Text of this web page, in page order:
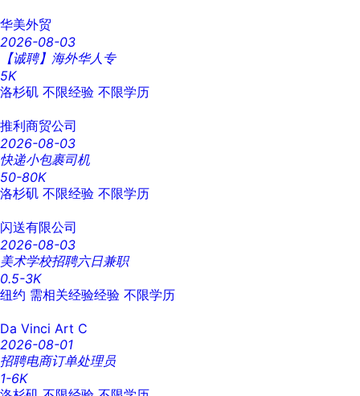
华美外贸
2026-08-03
【诚聘】海外华人专
5K
洛杉矶 不限经验 不限学历
推利商贸公司
2026-08-03
快递小包裹司机
50-80K
洛杉矶 不限经验 不限学历
闪送有限公司
2026-08-03
美术学校招聘六日兼职
0.5-3K
纽约 需相关经验经验 不限学历
Da Vinci Art C
2026-08-01
招聘电商订单处理员
1-6K